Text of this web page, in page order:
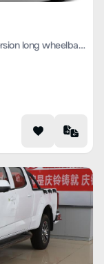
3.0T diesel manual two-wheel drive luxury version long wheelbase 4KH1CT6H1